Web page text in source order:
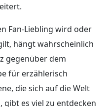
Fan-Liebling wird oder
hängt wahrscheinlich
gegenüber dem
für erzählerisch
die sich auf die Welt
gibt es viel zu entdecken